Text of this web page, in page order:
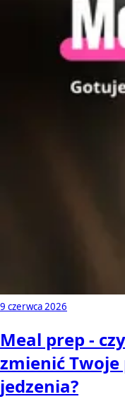
9 czerwca 2026
Meal prep -
zmienić
jedzenia?